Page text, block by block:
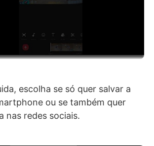
escolha se só quer salvar a
ou se também quer
nas redes sociais.